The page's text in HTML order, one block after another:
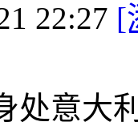
22:27 [
处意大